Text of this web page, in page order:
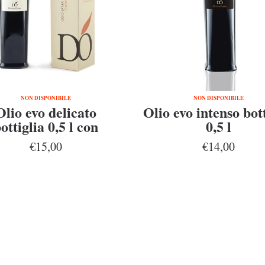
NON DISPONIBILE
evo delicato
0,5 l con
astuccio
€15,00
NON DISPONIBILE
Olio evo intenso
0,5 l
€14,00